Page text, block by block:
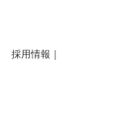
採用情報